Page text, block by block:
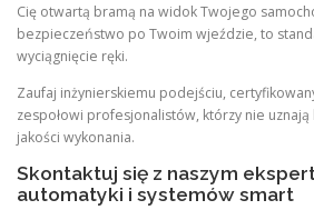
Cię otwartą bramą na widok Twojego
bezpieczeństwo po Twoim wjeździe, to
wyciągnięcie ręki.
Zaufaj inżynierskiemu podejściu,
zespołowi profesjonalistów, którzy nie
jakości wykonania.
Skontaktuj się z naszym
automatyki i systemów smart